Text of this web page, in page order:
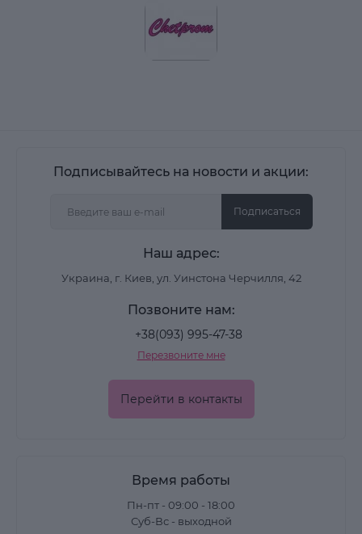
Подписывайтесь на новости и акции:
Подписаться
Наш адрес:
Украина, г. Киев, ул. Уинстона Черчилля, 42
Позвоните нам:
+38(093) 995-47-38
Перезвоните мне
Перейти в контакты
Время работы
Пн-пт - 09:00 - 18:00
Суб-Вс - выходной